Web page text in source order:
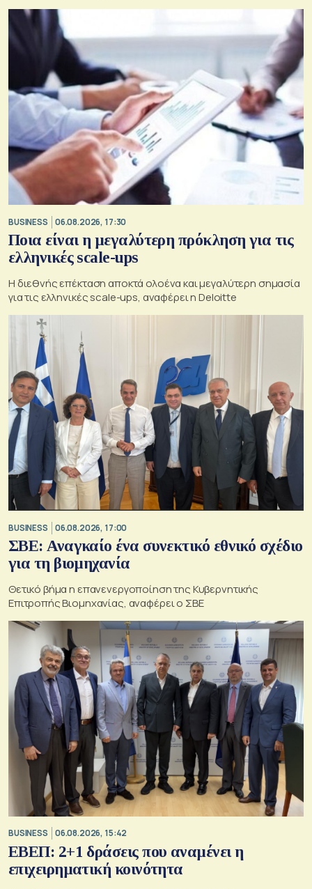
BUSINESS 06.08.2026, 17:30
Ποια είναι η μεγαλύτερη πρόκληση για τις
ελληνικές scale-ups
Η διεθνής επέκταση αποκτά ολοένα και μεγαλύτερη σημασία
για τις ελληνικές scale-ups, αναφέρει η Deloitte
BUSINESS 06.08.2026, 17:00
ΣΒΕ: Αναγκαίο ένα συνεκτικό εθνικό σχέδιο
για τη βιομηχανία
Θετικό βήμα η επανενεργοποίηση της Κυβερνητικής
Επιτροπής Βιομηχανίας, αναφέρει ο ΣΒΕ
BUSINESS 06.08.2026, 15:42
ΕΒΕΠ: 2+1 δράσεις που αναμένει η
επιχειρηματική κοινότητα